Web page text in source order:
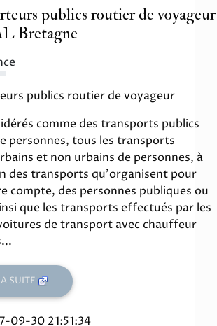
publics routier de voyageur
Bretagne
publics routier de voyageur
comme des transports publics
personnes, tous les transports
et non urbains de personnes, à
des transports qu'organisent pour
compte, des personnes publiques ou
que les transports effectués par les
de transport avec chauffeur
SUITE
09-30 21:51:34